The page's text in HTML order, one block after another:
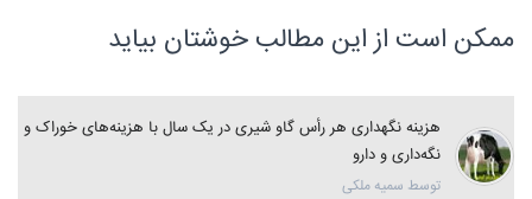
ممکن است از این مطالب خوشتان بیاید
هزینه نگهداری هر رأس گاو شیری در یک سال با هزینه‌های خوراک و
نگه‌داری و دارو
توسط سمیه ملکی